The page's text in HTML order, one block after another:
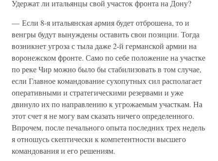
Удержат ли итальянцы свой участок фронта на Дону?
— Если 8-я итальянская армия будет отброшена, то и
венгры будут вынуждены оставить свои позиции. Тогда
возникнет угроза с тыла даже 2-й германской армии на
воронежском фронте. Само по себе положение на участке
по реке Чир можно было бы стабилизовать в том случае,
если Главное командование сухопутных сил располагает
оперативными и стратегическими резервами и уже
двинуло их по направлению к угрожаемым участкам. На
этот счет я не могу вам сказать ничего определенного.
Впрочем, после печального опыта последних трех недель
я отношусь скептически к компетентности высшего
командования и его решениям.